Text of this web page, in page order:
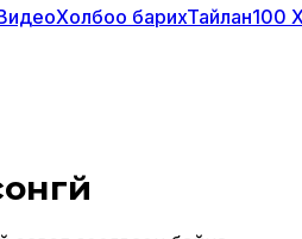
Холбоо барихТайлан100